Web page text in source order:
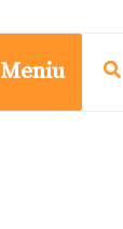
Meniu